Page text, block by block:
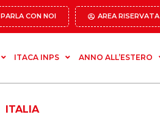
PARLA CON NOI AREA RISERVATA
ITACA INPS ANNO ALL’ESTERO
ITALIA